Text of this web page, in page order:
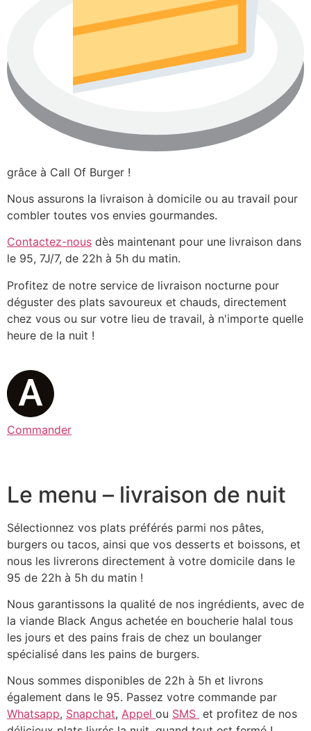
grâce à Call Of Burger !
Nous assurons la livraison à domicile ou au travail pour
combler toutes vos envies gourmandes.
Contactez-nous dès maintenant pour une livraison dans
le 95, 7J/7, de 22h à 5h du matin.
Profitez de notre service de livraison nocturne pour
déguster des plats savoureux et chauds, directement
chez vous ou sur votre lieu de travail, à n'importe quelle
heure de la nuit !
Commander
Le menu – livraison de nuit
Sélectionnez vos plats préférés parmi nos pâtes,
burgers ou tacos, ainsi que vos desserts et boissons, et
nous les livrerons directement à votre domicile dans le
95 de 22h à 5h du matin !
Nous garantissons la qualité de nos ingrédients, avec de
la viande Black Angus achetée en boucherie halal tous
les jours et des pains frais de chez un boulanger
spécialisé dans les pains de burgers.
Nous sommes disponibles de 22h à 5h et livrons
également dans le 95. Passez votre commande par
Whatsapp, Snapchat, Appel ou SMS et profitez de nos